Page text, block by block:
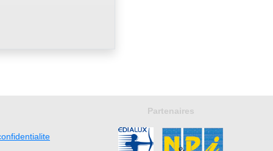
Partenaires